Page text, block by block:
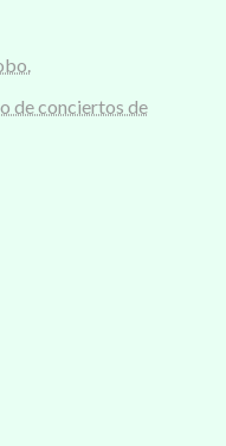
de conciertos de